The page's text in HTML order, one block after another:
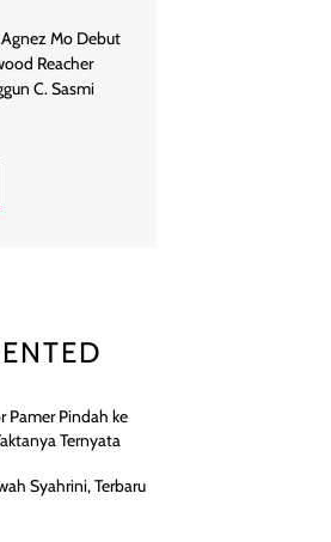
Mo Debut
Reacher
C. Sasmi
Pamer Pindah ke
Ternyata
Syahrini, Terbaru